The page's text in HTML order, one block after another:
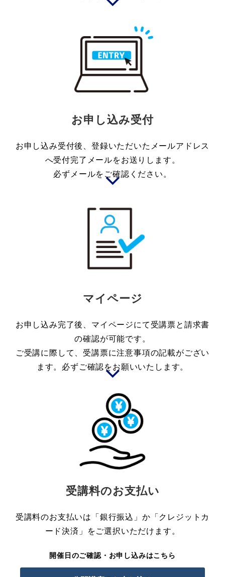
お申し込み受付
お申し込み受付後、登録いただいたメールアドレス
へ受付完了メールをお送りします。
必ずメールをご確認ください。
マイページ
お申し込み完了後、マイページにて受講票と請求書
の確認が可能です。
ご受講に際して、受講票に注意事項の記載がござい
ます。必ずご確認をお願いいたします。
受講料のお支払い
受講料のお支払いは「銀行振込」か「クレジットカ
ード決済」をご選択いただけます。
開催日のご確認・お申し込みはこちら